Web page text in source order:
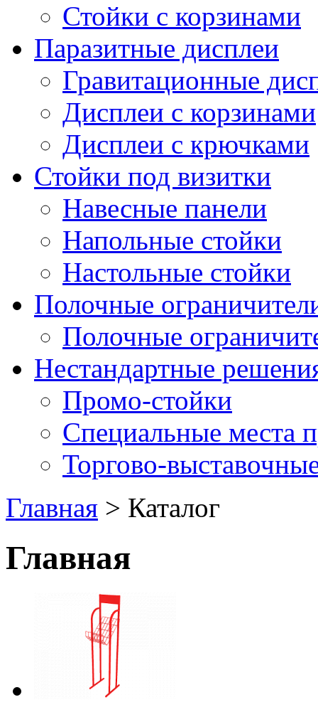
Стойки с корзинами
Паразитные дисплеи
Гравитационные
Дисплеи с корзинами
Дисплеи с крючками
Стойки под визитки
Навесные панели
Напольные стойки
Настольные стойки
Полочные
Полочные
Нестандартные
Промо-стойки
Специальные места
Торгово-
Главная > Каталог
Главная